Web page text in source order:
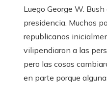
Luego George W.
presidencia. Muchos
republicanos
vilipendiaron a las
pero las cosas
en parte porque